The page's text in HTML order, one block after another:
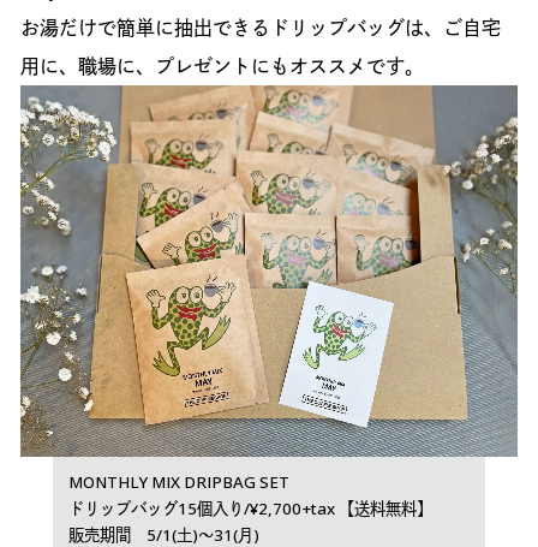
お湯だけで簡単に抽出できるドリップバッグは、ご自宅
用に、職場に、プレゼントにもオススメです。
MONTHLY MIX DRIPBAG SET
ドリップバッグ15個入り/¥2,700+tax 【送料無料】
販売期間 5/1(土)〜31(月)